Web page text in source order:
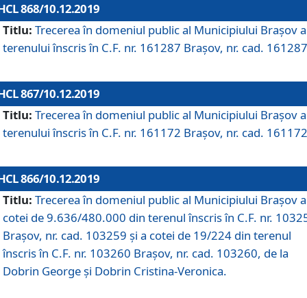
868/10.12.2019
Titlu: Trecerea în domeniul public al Municipiului Braşov a
terenului înscris în C.F. nr. 161287 Brașov, nr. cad.
867/10.12.2019
Titlu: Trecerea în domeniul public al Municipiului Braşov a
terenului înscris în C.F. nr. 161172 Brașov, nr. cad.
866/10.12.2019
Titlu: Trecerea în domeniul public al Municipiului Braşov a
cotei de 9.636/480.000 din terenul înscris în C.F. nr.
Brașov, nr. cad. 103259 și a cotei de 19/224 din terenul
înscris în C.F. nr. 103260 Brașov, nr. cad. 103260, de la
Dobrin George și Dobrin Cristina-Veronica.